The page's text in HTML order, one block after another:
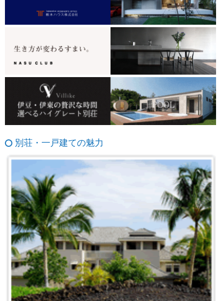
別荘・一戸建ての魅力